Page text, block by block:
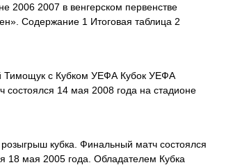
2006 2007 в венгерском первенстве
Содержание 1 Итоговая таблица 2
Тимощук с Кубком УЕФА Кубок УЕФА
14 мая 2008 года на стадионе
кубка. Финальный матч состоялся
18 мая 2005 года. Обладателем Кубка